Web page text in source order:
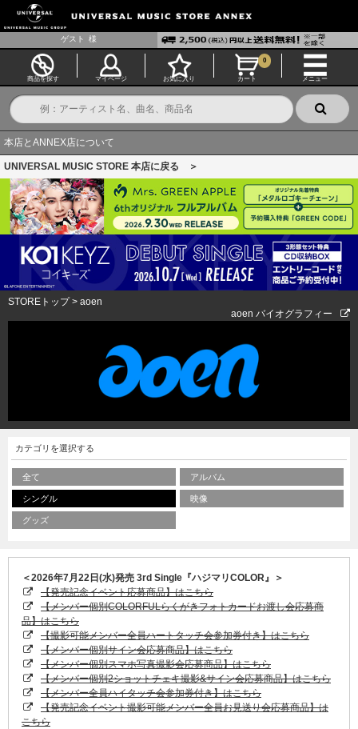
ゲスト 様
商品を探す マイページ お気に入り カート
0
メニュー
本店とANNEX店について
UNIVERSAL MUSIC STORE 本店に戻る ＞
STOREトップ> aoen
aoen バイオグラフィー
カテゴリを選択する
全て アルバム
シングル 映像
グッズ
＜2026年7月22日(水)発売 3rd Single『ハジマリCOLOR』＞
【発売記念イベント応募商品】はこちら
【メンバー個別COLORFULらくがきフォトカードお渡し会応募商
品】はこちら
【撮影可能メンバー全員ハートタッチ会参加券付き】はこちら
【メンバー個別サイン会応募商品】はこちら
【メンバー個別スマホ写真撮影会応募商品】はこちら
【メンバー個別2ショットチェキ撮影&サイン会応募商品】はこちら
【メンバー全員ハイタッチ会参加券付き】はこちら
【発売記念イベント撮影可能メンバー全員お見送り会応募商品】は
こちら